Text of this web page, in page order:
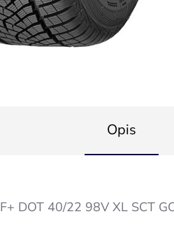
Opis
DOT 40/22 98V XL SCT